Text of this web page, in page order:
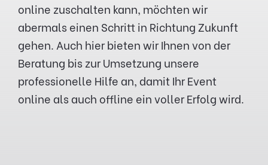
online zuschalten kann, möchten wir
abermals einen Schritt in Richtung Zukunft
gehen. Auch hier bieten wir Ihnen von der
Beratung bis zur Umsetzung unsere
professionelle Hilfe an, damit Ihr Event
online als auch offline ein voller Erfolg wird.